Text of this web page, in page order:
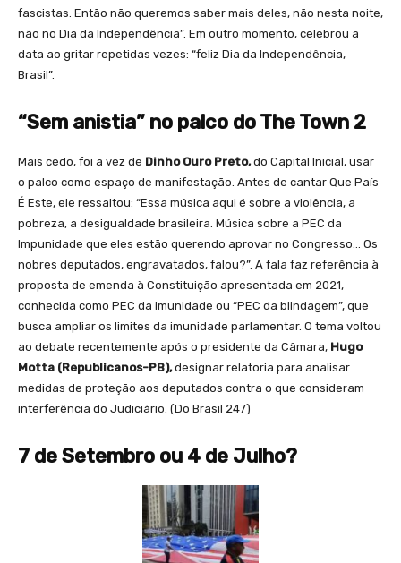
fascistas. Então não queremos saber mais deles, não nesta noite,
não no Dia da Independência”. Em outro momento, celebrou a
data ao gritar repetidas vezes: “feliz Dia da Independência,
Brasil”.
“Sem anistia” no palco do The Town 2
Mais cedo, foi a vez de Dinho Ouro Preto,do Capital Inicial, usar
o palco como espaço de manifestação. Antes de cantar Que País
É Este, ele ressaltou: “Essa música aqui é sobre a violência, a
pobreza, a desigualdade brasileira. Música sobre a PEC da
Impunidade que eles estão querendo aprovar no Congresso… Os
nobres deputados, engravatados, falou?”. A fala faz referência à
proposta de emenda à Constituição apresentada em 2021,
conhecida como PEC da imunidade ou “PEC da blindagem”, que
busca ampliar os limites da imunidade parlamentar. O tema voltou
ao debate recentemente após o presidente da Câmara, Hugo
Motta (Republicanos-PB),designar relatoria para analisar
medidas de proteção aos deputados contra o que consideram
interferência do Judiciário. (Do Brasil 247)
7 de Setembro ou 4 de Julho?